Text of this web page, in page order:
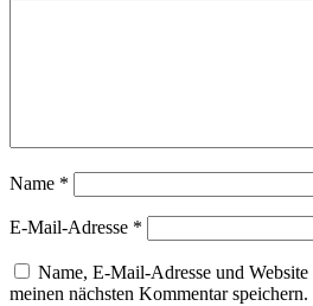
Name *
E-Mail-Adresse *
Name, E-Mail-Adresse und
meinen nächsten Kommentar speichern.